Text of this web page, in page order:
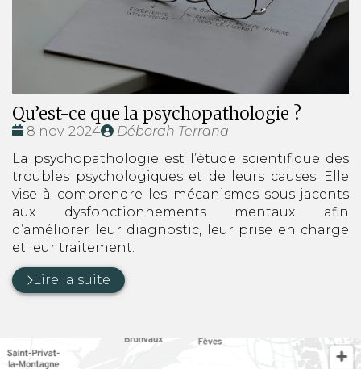
Qu’est-ce que la psychopathologie ?
Date
8 nov. 2024
Publié
Déborah Terrana
La psychopathologie est l’étude scientifique des
troubles psychologiques et de leurs causes. Elle
vise à comprendre les mécanismes sous-jacents
aux dysfonctionnements mentaux afin
d’améliorer leur diagnostic, leur prise en charge
et leur traitement.
Lire la suite